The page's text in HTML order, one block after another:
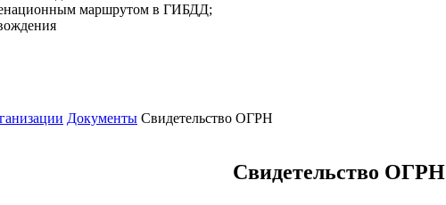
маршрутом в ГИБДД;
Документы Свидетельство ОГРН
Свидетельство ОГРН